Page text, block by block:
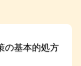
の基本的処方